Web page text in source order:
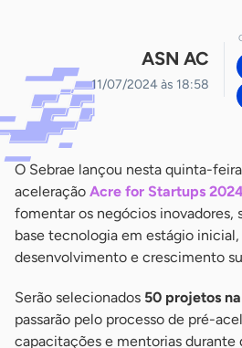
ASN AC
11/07/2024 às 18:58
O Sebrae lançou nesta quinta-
aceleração Acre for Startups
fomentar os negócios inovadores,
base tecnologia em estágio
desenvolvimento e crescimento
Serão selecionados 50 projetos
passarão pelo processo de pré-
capacitações e mentorias durante